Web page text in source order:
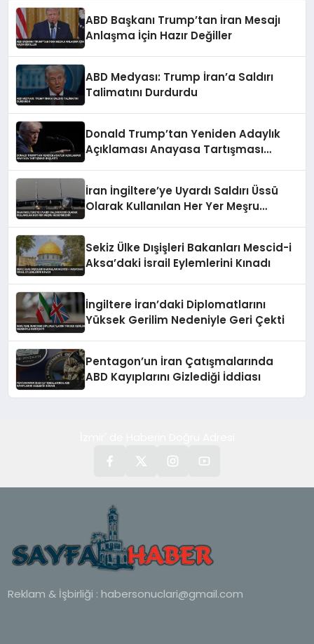
ABD Başkanı Trump’tan İran Mesajı
Anlaşma İçin Hazır Değiller
ABD Medyası: Trump İran’a Saldırı
Talimatını Durdurdu
Donald Trump’tan Yeniden Adaylık
Açıklaması Anayasa Tartışması
İran İngiltere’ye Uyardı Saldırı Üssü
Olarak Kullanılan Her Yer Meşru
Sekiz Ülke Dışişleri Bakanları Mescid-i
Aksa’daki İsrail Eylemlerini Kınadı
İngiltere İran’daki Diplomatlarını
Yüksek Gerilim Nedeniyle Geri Çekti
Pentagon’un İran Çatışmalarında
ABD Kayıplarını Gizlediği İddiası
Reklam & İşbirliği : habersonuclari@gmail.com